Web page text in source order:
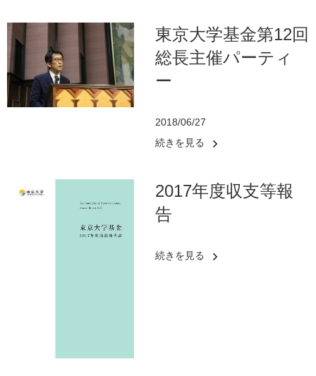
東京大学基金第12回
総長主催パーティ
ー
2018/06/27
続きを見る
2017年度収支等報
告
続きを見る